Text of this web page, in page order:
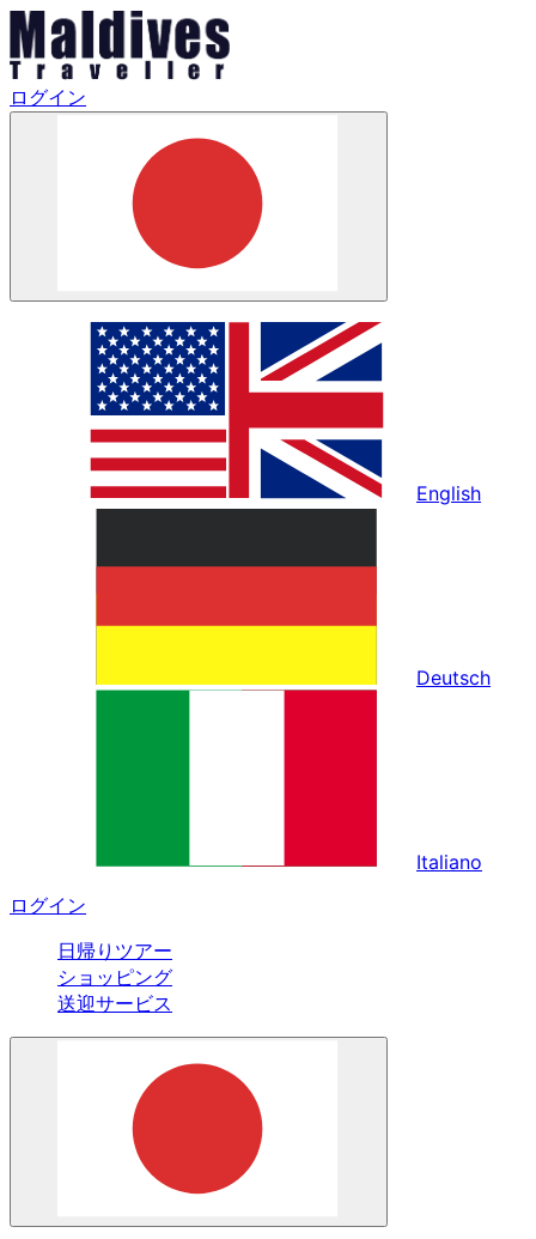
ログイン
English
Deutsch
Italiano
ログイン
日帰りツアー
ショッピング
送迎サービス